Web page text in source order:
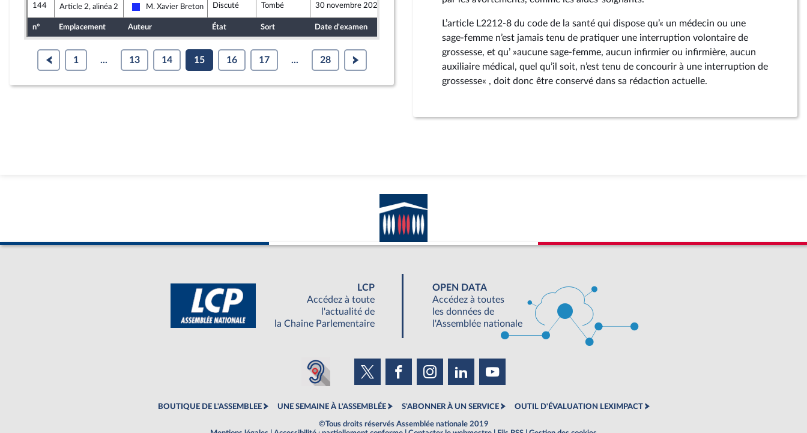
144 Article 2, alinéa 2
Les Républicains
M. Xavier Breton Discuté Tombé 30 novembre 2021 15 février 2021
n° Emplacement Auteur État Sort Date d'examen
1 ... 13 14 15 16 17 ... 28
L’article L2212‑8 du code de la santé qui dispose qu’« un médecin ou une
sage-femme n’est jamais tenu de pratiquer une interruption volontaire de
grossesse, et qu’ »aucune sage-femme, aucun infirmier ou infirmière, aucun
auxiliaire médical, quel qu’il soit, n’est tenu de concourir à une interruption de
grossesse« , doit donc être conservé dans sa rédaction actuelle.
LCP
Accédez à toute
l'actualité de
la Chaine Parlementaire
OPEN DATA
Accédez à toutes
les données de
l'Assemblée nationale
BOUTIQUE DE L'ASSEMBLEE UNE SEMAINE À L'ASSEMBLÉE S'ABONNER À UN SERVICE OUTIL D'ÉVALUATION LEXIMPACT
©Tous droits réservés Assemblée nationale 2019